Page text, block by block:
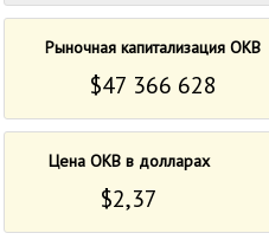
Рыночная капитализация OKB
$47 366 628
Цена OKB в долларах
$2,37